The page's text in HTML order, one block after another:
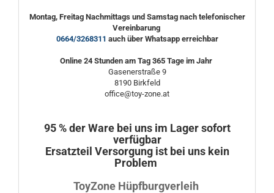
Montag, Freitag Nachmittags und Samstag nach telefonischer
Vereinbarung
0664/3268311 auch über Whatsapp erreichbar
Online 24 Stunden am Tag 365 Tage im Jahr
Gasenerstraße 9
8190 Birkfeld
office@toy-zone.at
95 % der Ware bei uns im Lager sofort
verfügbar
Ersatzteil Versorgung ist bei uns kein
Problem
ToyZone Hüpfburgverleih